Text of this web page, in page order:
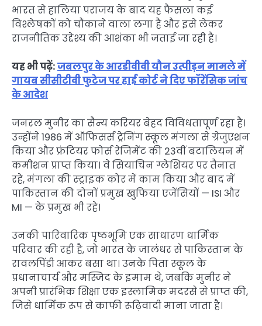
भारत से हालिया पराजय के बाद यह फैसला कई
विश्लेषकों को चौंकाने वाला लगा है और इसे लेकर
राजनीतिक उद्देश्य की आशंका भी जताई जा रही है।
यह भी पढ़ें:जबलपुर के आरडीवीवी यौन उत्पीड़न मामले में
गायब सीसीटीवी फुटेज पर हाई कोर्ट ने दिए फॉरेंसिक जांच
के आदेश
जनरल मुनीर का सैन्य करियर बेहद विविधतापूर्ण रहा है।
उन्होंने 1986 में ऑफिसर्स ट्रेनिंग स्कूल मंगला से ग्रेजुएशन
किया और फ्रंटियर फोर्स रेजिमेंट की 23वीं बटालियन में
कमीशन प्राप्त किया। वे सियाचिन ग्लेशियर पर तैनात
रहे, मंगला की स्ट्राइक कोर में काम किया और बाद में
पाकिस्तान की दोनों प्रमुख खुफिया एजेंसियों — ISI और
MI — के प्रमुख भी रहे।
उनकी पारिवारिक पृष्ठभूमि एक साधारण धार्मिक
परिवार की रही है, जो भारत के जालंधर से पाकिस्तान के
रावलपिंडी आकर बसा था। उनके पिता स्कूल के
प्रधानाचार्य और मस्जिद के इमाम थे, जबकि मुनीर ने
अपनी प्रारंभिक शिक्षा एक इस्लामिक मदरसे से प्राप्त की,
जिसे धार्मिक रूप से काफी रूढ़िवादी माना जाता है।